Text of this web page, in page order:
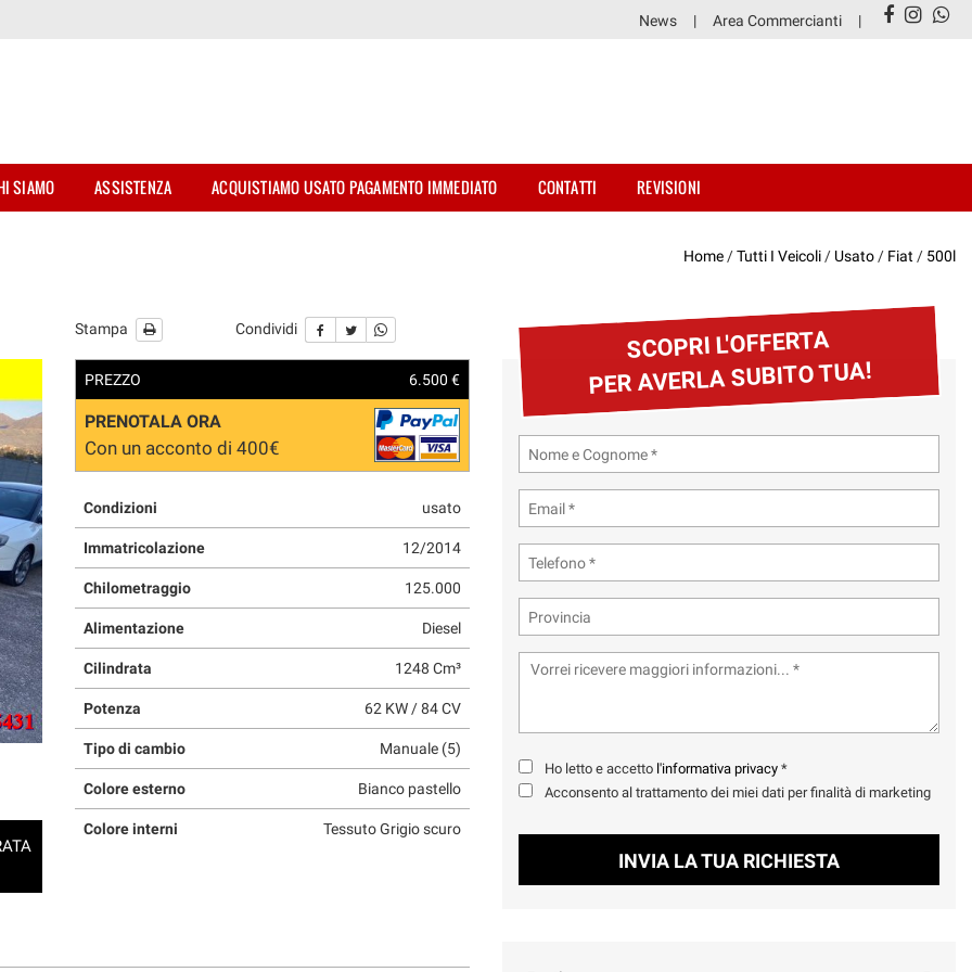
News Area Commercianti
SIAMO ASSISTENZA ACQUISTIAMO USATO PAGAMENTO IMMEDIATO CONTATTI REVISIONI
Home /Tutti I Veicoli / Usato / Fiat / 500l
Stampa Condividi
PREZZO 6.500 €
PRENOTALA ORA
Con un acconto di 400€
Condizioni usato
Immatricolazione 12/2014
Chilometraggio 125.000
Alimentazione Diesel
Cilindrata 1248 Cm³
Potenza 62 KW / 84 CV
Tipo di cambio Manuale (5)
Colore esterno Bianco pastello
Colore interni Tessuto Grigio scuro
SCOPRI L'OFFERTA
PER AVERLA SUBITO TUA!
Ho letto e accetto l'informativa privacy *
Acconsento al trattamento dei miei dati per finalità di marketing
INVIA LA TUA RICHIESTA